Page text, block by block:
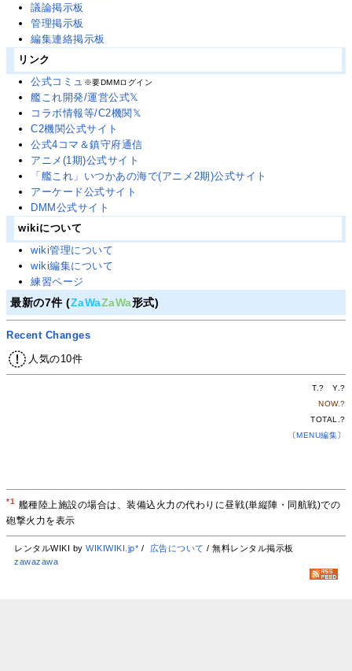
議論掲示板
管理掲示板
編集連絡掲示板
リンク
公式コミュ ※要DMMログイン
艦これ開発/運営公式𝕏
コラボ情報等/C2機関𝕏
C2機関公式サイト
公式4コマ＆鎮守府通信
アニメ(1期)公式サイト
「艦これ」いつかあの海で(アニメ2期)公式サイト
アーケード公式サイト
DMM公式サイト
wikiについて
wiki管理について
wiki編集について
練習ページ
最新の7件 (ZaWaZaWa形式)
Recent Changes
人気の10件
T.? Y.?
NOW.?
TOTAL.?
〔MENU編集〕
*1
艦種陸上施設の場合は、装備込火力の代わりに昼戦(単縦陣・同航戦)での
砲撃火力を表示
レンタルWIKI byWIKIWIKI.jp* / 広告について / 無料レンタル掲示板
zawazawa